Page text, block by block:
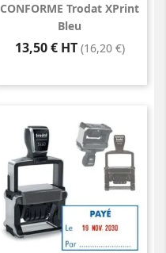
CONFORME Trodat XPrint
Bleu
Prix
13,50 € HT (16,20 €)